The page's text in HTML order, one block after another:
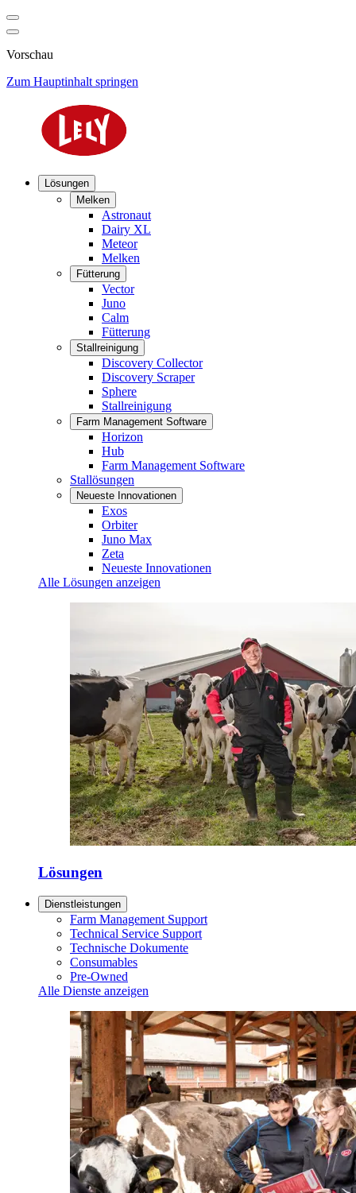
Vorschau
Zum Hauptinhalt springen
Lösungen
Melken
Astronaut
Dairy XL
Meteor
Melken
Fütterung
Vector
Juno
Calm
Fütterung
Stallreinigung
Discovery Collector
Discovery Scraper
Sphere
Stallreinigung
Farm Management Software
Horizon
Hub
Farm Management Software
Stallösungen
Neueste Innovationen
Exos
Orbiter
Juno Max
Zeta
Neueste Innovationen
Alle Lösungen anzeigen
Lösungen
Dienstleistungen
Farm Management Support
Technical Service Support
Technische Dokumente
Consumables
Pre-Owned
Alle Dienste anzeigen